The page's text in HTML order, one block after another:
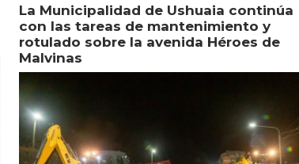
La Municipalidad de Ushuaia continúa
con las tareas de mantenimiento y
rotulado sobre la avenida Héroes de
Malvinas